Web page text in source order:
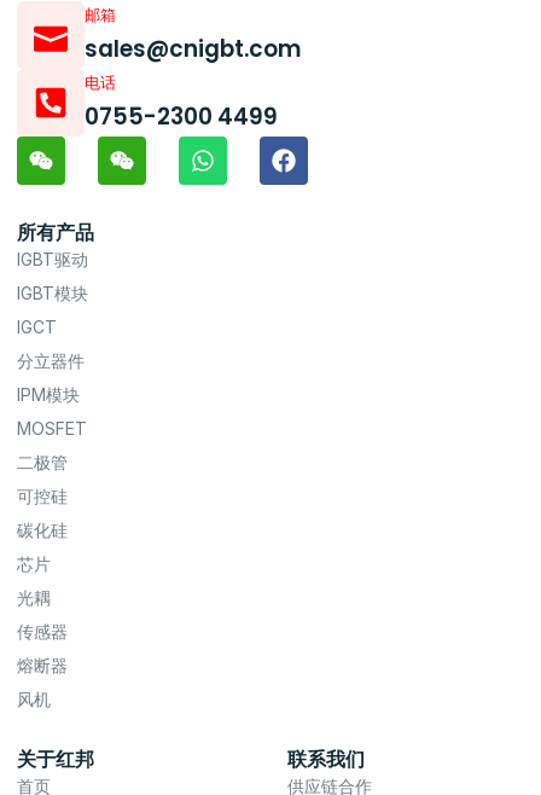
邮箱
sales@cnigbt.com
电话
0755-2300 4499
所有产品
IGBT驱动
IGBT模块
IGCT
分立器件
IPM模块
MOSFET
二极管
可控硅
碳化硅
芯片
光耦
传感器
熔断器
风机
关于红邦
首页
联系我们
供应链合作